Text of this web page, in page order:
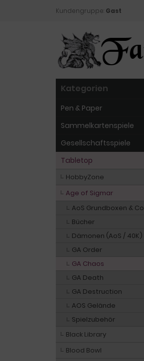
Kundengruppe: Gast
Kategorien
Pen & Paper
Sammelkartenspiele
Gesellschaftsspiele
Tabletop
HobbyZone
Age of Sigmar
AoS Grundboxen & Co
Bücher
Dämonen (AoS / 40K)
GA Order
GA Chaos
GA Death
GA Destruction
AOS Gelände
Spielzubehör
Black Library
Blood Bowl